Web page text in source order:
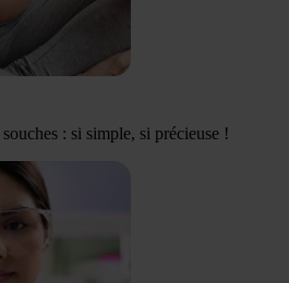
: si simple, si précieuse !